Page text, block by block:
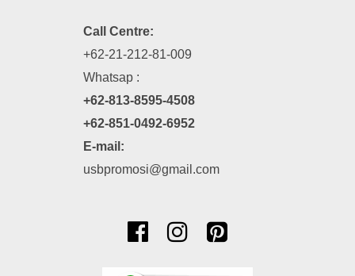
Call Centre:
+62-21-212-81-009
Whatsap :
+62-813-8595-4508
+62-851-0492-6952
E-mail:
usbpromosi@gmail.com
  